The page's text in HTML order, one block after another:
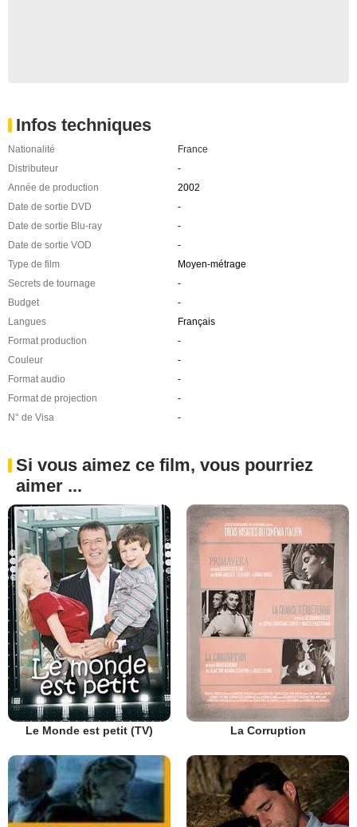
Infos techniques
Nationalité
France
Distributeur
-
Année de production
2002
Date de sortie DVD
-
Date de sortie Blu-ray
-
Date de sortie VOD
-
Type de film
Moyen-métrage
Secrets de tournage
-
Budget
-
Langues
Français
Format production
-
Couleur
-
Format audio
-
Format de projection
-
N° de Visa
-
Si vous aimez ce film, vous pourriez
aimer ...
Le Monde est petit (TV) La Corruption